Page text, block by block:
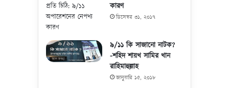
কারণ
ডিসেম্বর ৩১, ২০১৭
৯/১১ কি সাজানো নাটক?
-শহিদ শায়খ সামির খান
রাহিমাহুল্লাহ
জানুয়ারি ১৫, ২০১৮